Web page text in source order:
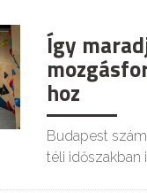
Így
hoz
Budapest
téli időszakban